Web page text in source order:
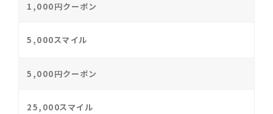
1,000円クーポン
5,000スマイル
5,000円クーポン
25,000スマイル